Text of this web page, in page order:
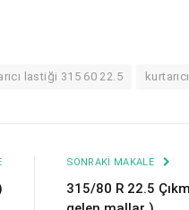
lastiği 315 60 22.5
SONRAKI MAKALE
315/80 R 22.5